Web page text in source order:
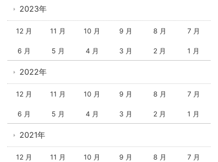
2023年
12 月 11 月 10 月 9 月 8 月 7 月
6 月 5 月 4 月 3 月 2 月 1 月
2022年
12 月 11 月 10 月 9 月 8 月 7 月
6 月 5 月 4 月 3 月 2 月 1 月
2021年
12 月 11 月 10 月 9 月 8 月 7 月